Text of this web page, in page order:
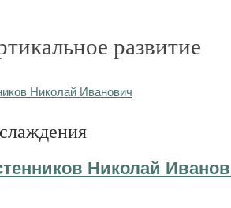
развитие
Николай Иванович
Николай